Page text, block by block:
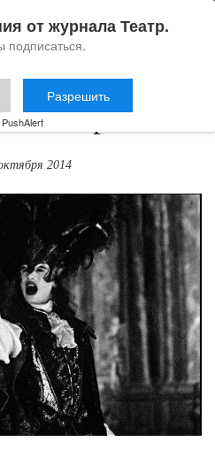
и контра
2014
от журнала Театр.
подписаться.
Разрешить